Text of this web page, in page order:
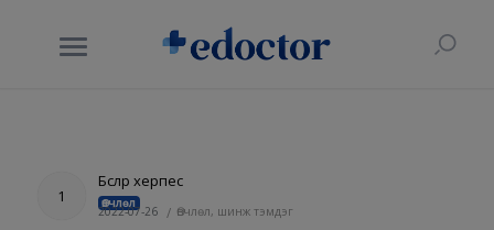
1
Бүслүүр херпес
Өвчлөл
2022-07-26 / Өвчлөл, шинж тэмдэг